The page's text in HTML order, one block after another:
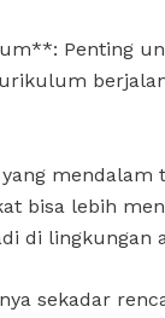
Penting
mendalam
bisa lebih
di lingkungan
sekadar